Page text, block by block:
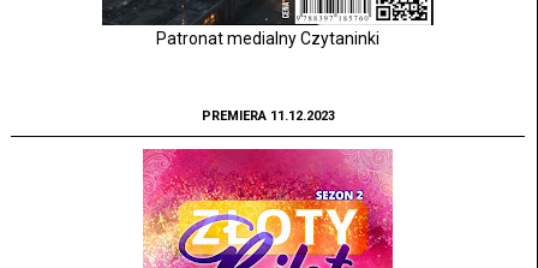
Patronat medialny Czytaninki
PREMIERA 11.12.2023